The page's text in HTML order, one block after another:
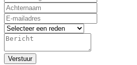
Verstuur